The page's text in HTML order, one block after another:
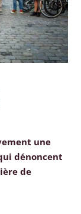
une
dénoncent
de